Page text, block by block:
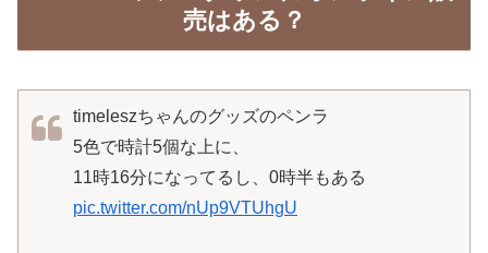
売はある？
timeleszちゃんのグッズのペンラ
5色で時計5個な上に、
11時16分になってるし、0時半もある
pic.twitter.com/nUp9VTUhgU